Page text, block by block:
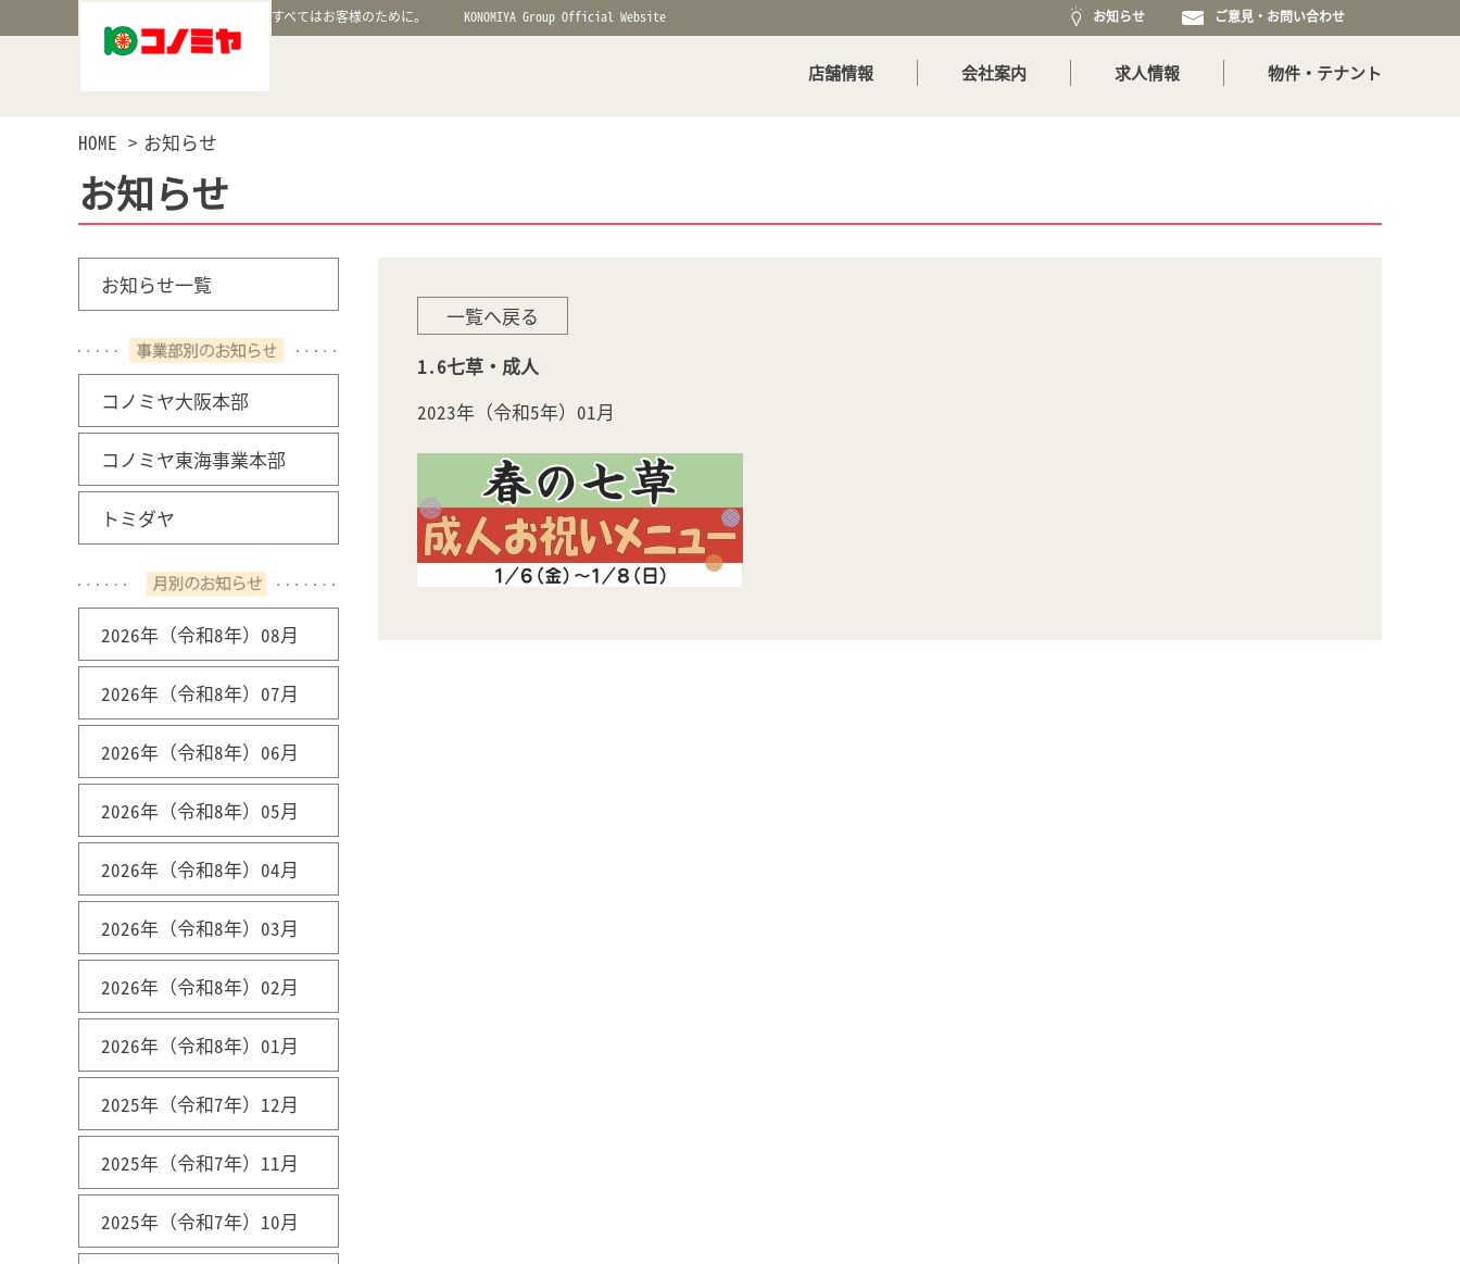
すべてはお客様のために。 KONOMIYA Group Official Website お知らせ ご意見・お問い合わせ
店舗情報 会社案内 求人情報 物件・テナント
HOME お知らせ
お知らせ
お知らせ一覧
コノミヤ大阪本部
コノミヤ東海事業本部
トミダヤ
2026年（令和8年）08月
2026年（令和8年）07月
2026年（令和8年）06月
2026年（令和8年）05月
2026年（令和8年）04月
2026年（令和8年）03月
2026年（令和8年）02月
2026年（令和8年）01月
2025年（令和7年）12月
2025年（令和7年）11月
2025年（令和7年）10月
一覧へ戻る
1.6七草・成人
2023年（令和5年）01月